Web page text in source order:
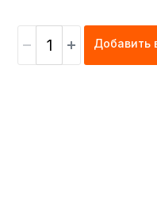
Добавить